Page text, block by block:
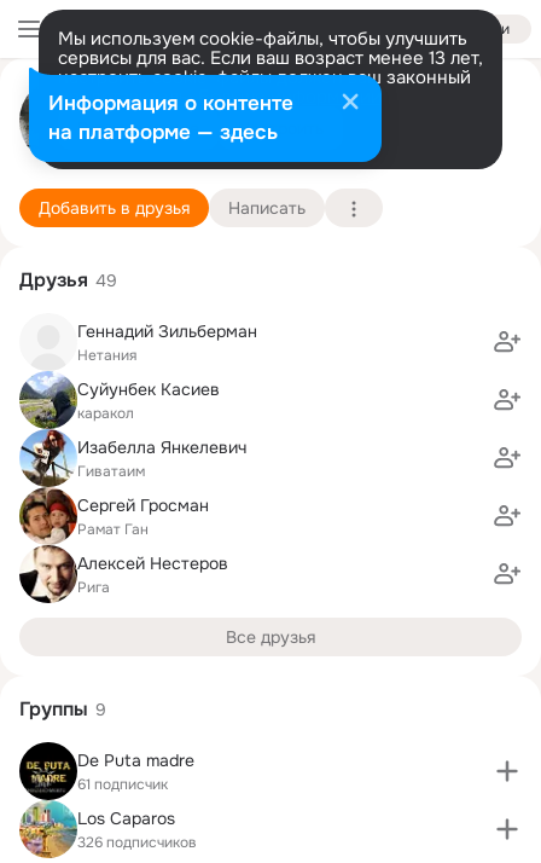
Войти
Мы используем cookie-файлы, чтобы улучшить
сервисы для вас. Если ваш возраст менее 13 лет,
настроить cookie-файлы должен ваш законный
представитель. Больше информации
Разрешить все Настроить
Юлий Герман
Тель-Авив
12 января (47 лет)
Школа "Тихон андасаим" при
Подробнее
Добавить в друзья Написать
Друзья 49
Геннадий Зильберман
Нетания
Суйунбек Касиев
каракол
Изабелла Янкелевич
Гиватаим
Сергей Гросман
Рамат Ган
Алексей Нестеров
Рига
Все друзья
Группы 9
De Puta madre
61 подписчик
Los Caparos
326 подписчиков
Информация о контенте
на платформе — здесь